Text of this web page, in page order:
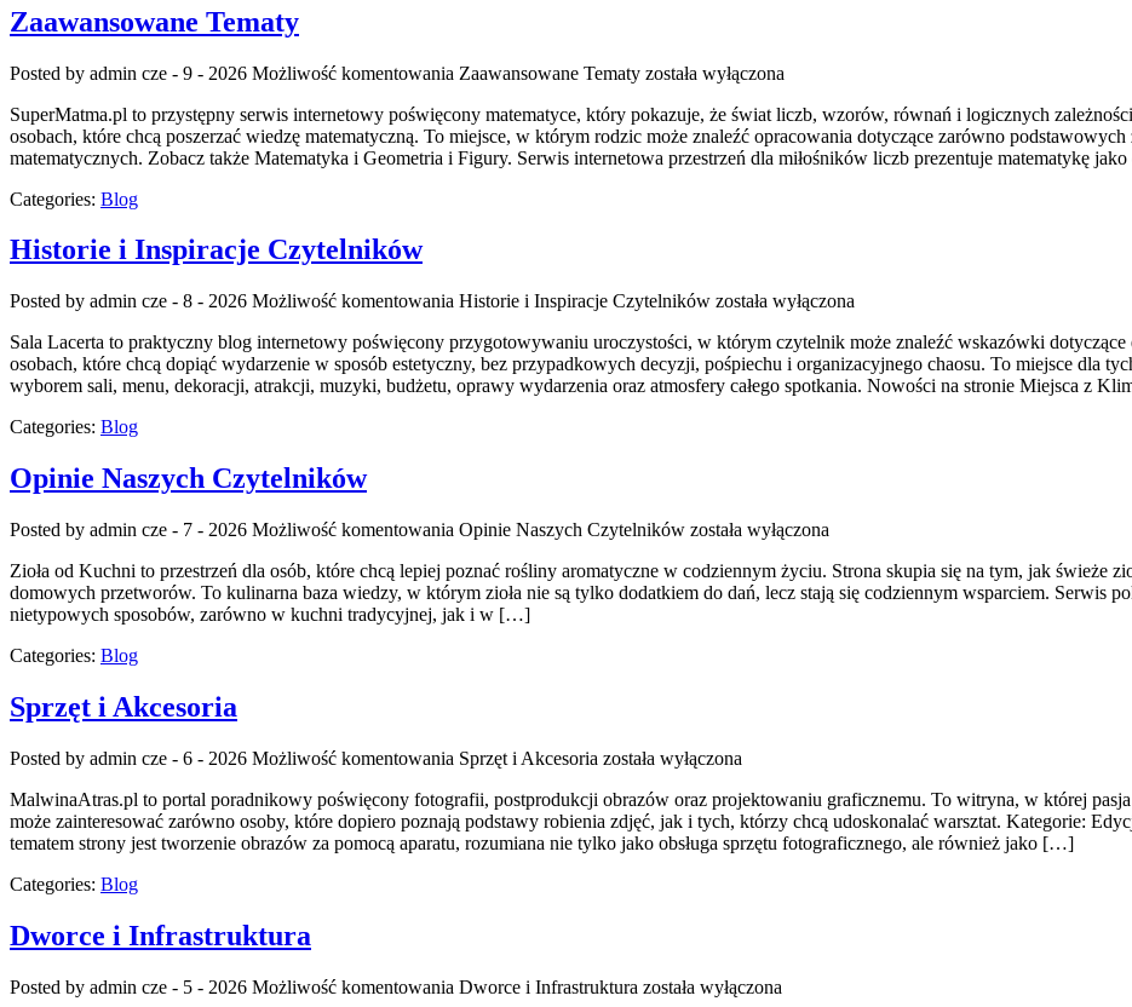
Zaawansowane Tematy
Posted by admin cze - 9 - 2026 Możliwość komentowania Zaawansowane Tematy została wyłączona
SuperMatma.pl to przystępny serwis internetowy poświęcony matematyce, który pokazuje, że świat liczb, wzorów, równań i logicznych
osobach, które chcą poszerzać wiedzę matematyczną. To miejsce, w którym rodzic może znaleźć opracowania dotyczące zarówno
matematycznych. Zobacz także Matematyka i Geometria i Figury. Serwis internetowa przestrzeń dla miłośników liczb prezentuje matematykę
Categories: Blog
Historie i Inspiracje Czytelników
Posted by admin cze - 8 - 2026 Możliwość komentowania Historie i Inspiracje Czytelników została wyłączona
Sala Lacerta to praktyczny blog internetowy poświęcony przygotowywaniu uroczystości, w którym czytelnik może znaleźć wskazówki
osobach, które chcą dopiąć wydarzenie w sposób estetyczny, bez przypadkowych decyzji, pośpiechu i organizacyjnego chaosu. To miejsce dla
wyborem sali, menu, dekoracji, atrakcji, muzyki, budżetu, oprawy wydarzenia oraz atmosfery całego spotkania. Nowości na stronie Miejsca z
Categories: Blog
Opinie Naszych Czytelników
Posted by admin cze - 7 - 2026 Możliwość komentowania Opinie Naszych Czytelników została wyłączona
Zioła od Kuchni to przestrzeń dla osób, które chcą lepiej poznać rośliny aromatyczne w codziennym życiu. Strona skupia się na tym, jak świeże
domowych przetworów. To kulinarna baza wiedzy, w którym zioła nie są tylko dodatkiem do dań, lecz stają się codziennym wsparciem. Serwis
nietypowych sposobów, zarówno w kuchni tradycyjnej, jak i w […]
Categories: Blog
Sprzęt i Akcesoria
Posted by admin cze - 6 - 2026 Możliwość komentowania Sprzęt i Akcesoria została wyłączona
MalwinaAtras.pl to portal poradnikowy poświęcony fotografii, postprodukcji obrazów oraz projektowaniu graficznemu. To witryna, w której
może zainteresować zarówno osoby, które dopiero poznają podstawy robienia zdjęć, jak i tych, którzy chcą udoskonalać warsztat. Kategorie:
tematem strony jest tworzenie obrazów za pomocą aparatu, rozumiana nie tylko jako obsługa sprzętu fotograficznego, ale również jako […]
Categories: Blog
Dworce i Infrastruktura
Posted by admin cze - 5 - 2026 Możliwość komentowania Dworce i Infrastruktura została wyłączona